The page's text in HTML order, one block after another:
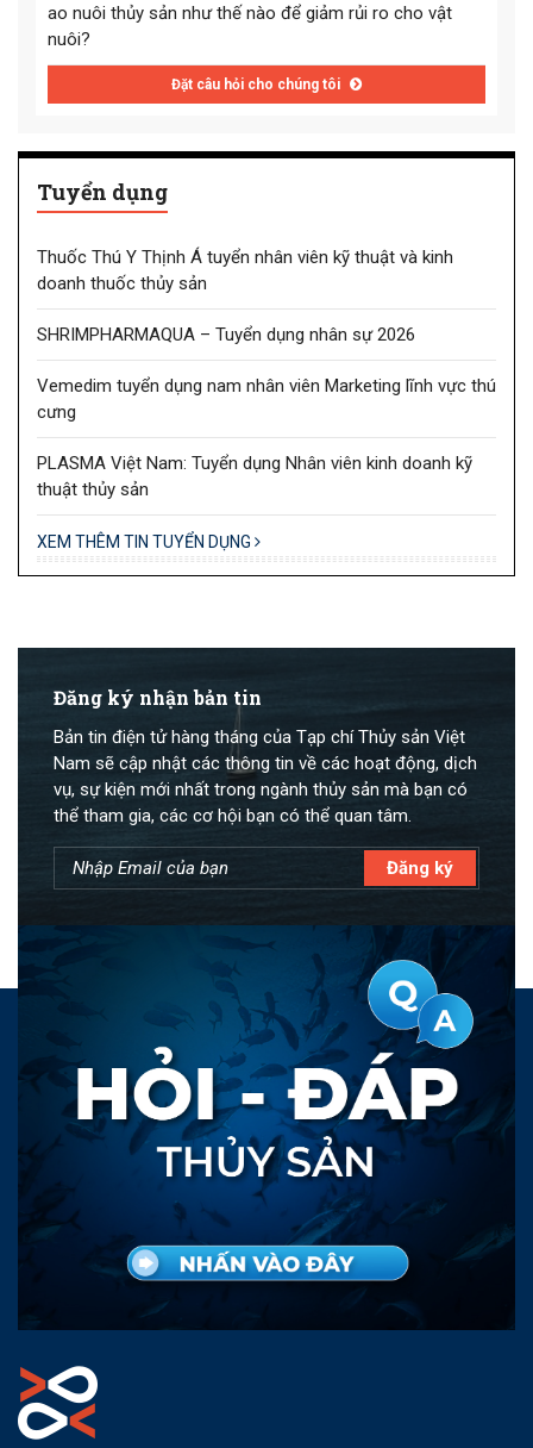
ao nuôi thủy sản như thế nào để giảm rủi ro cho vật
nuôi?
Đặt câu hỏi cho chúng tôi
Tuyển dụng
Thuốc Thú Y Thịnh Á tuyển nhân viên kỹ thuật và kinh
doanh thuốc thủy sản
SHRIMPHARMAQUA – Tuyển dụng nhân sự 2026
Vemedim tuyển dụng nam nhân viên Marketing lĩnh vực thú
cưng
PLASMA Việt Nam: Tuyển dụng Nhân viên kinh doanh kỹ
thuật thủy sản
XEM THÊM TIN TUYỂN DỤNG
Đăng ký nhận bản tin
Bản tin điện tử hàng tháng của Tạp chí Thủy sản Việt
Nam sẽ cập nhật các thông tin về các hoạt động, dịch
vụ, sự kiện mới nhất trong ngành thủy sản mà bạn có
thể tham gia, các cơ hội bạn có thể quan tâm.